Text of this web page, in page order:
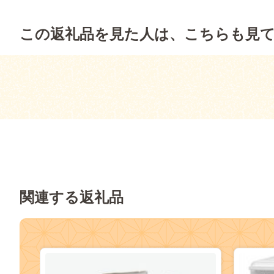
この返礼品を見た人は、こちらも見
関連する返礼品